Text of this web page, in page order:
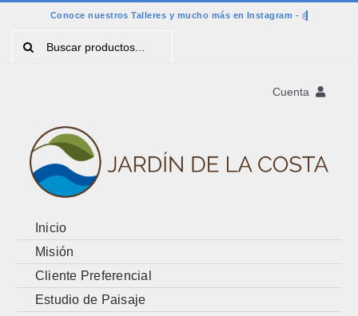
contenido
Buscar:
Cuenta
Cart
Inicio
Misión
Cliente Preferencial
Estudio de Paisaje